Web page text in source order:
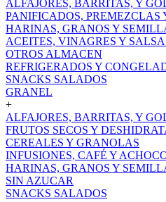
ALFAJORES, BARRITAS, Y
PANIFICADOS, PREMEZCLAS
HARINAS, GRANOS Y
ACEITES, VINAGRES Y
OTROS ALMACEN
REFRIGERADOS Y
SNACKS SALADOS
GRANEL
+
ALFAJORES, BARRITAS, Y
FRUTOS SECOS Y
CEREALES Y GRANOLAS
INFUSIONES, CAFÉ Y
HARINAS, GRANOS Y
SIN AZUCAR
SNACKS SALADOS